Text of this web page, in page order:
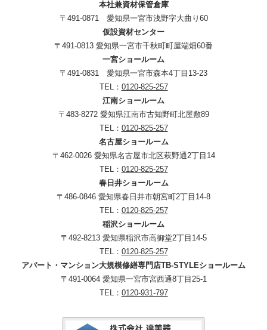
本社兼資材保管倉庫
〒491-0871 愛知県一宮市浅野字大曲り60
仮設資材センター
〒491-0813 愛知県一宮市千秋町町屋端畑60番
一宮ショールーム
〒491-0831 愛知県一宮市森本4丁目13-23
TEL： 0120-825-257
江南ショールーム
〒483-8272 愛知県江南市古知野町北屋敷89
TEL： 0120-825-257
名古屋ショールーム
〒462-0026 愛知県名古屋市北区萩野通2丁目14
TEL： 0120-825-257
春日井ショールーム
〒486-0846 愛知県春日井市朝宮町2丁目14-8
TEL： 0120-825-257
稲沢ショールーム
〒492-8213 愛知県稲沢市高御堂2丁目14-5
TEL： 0120-825-257
アパート・マンション大規模修繕専門店TB-STYLEショールーム
〒491-0064 愛知県一宮市宮西通8丁目25-1
TEL： 0120-931-797